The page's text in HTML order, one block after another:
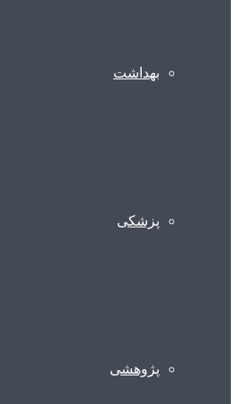
بهداشت
پزشکی
پژوهشی